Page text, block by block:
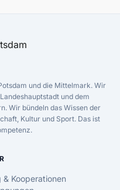
und die Mittelmark. Wir
und dem
Wir bündeln das Wissen der
Kultur und Sport. Das ist
Kooperationen